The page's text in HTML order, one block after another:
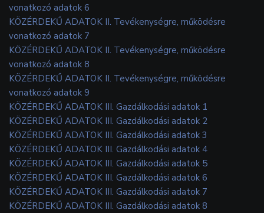
vonatkozó adatok 6
KÖZÉRDEKŰ ADATOK II. Tevékenységre, működésre
vonatkozó adatok 7
KÖZÉRDEKŰ ADATOK II. Tevékenységre, működésre
vonatkozó adatok 8
KÖZÉRDEKŰ ADATOK II. Tevékenységre, működésre
vonatkozó adatok 9
KÖZÉRDEKŰ ADATOK III. Gazdálkodási adatok 1
KÖZÉRDEKŰ ADATOK III. Gazdálkodási adatok 2
KÖZÉRDEKŰ ADATOK III. Gazdálkodási adatok 3
KÖZÉRDEKŰ ADATOK III. Gazdálkodási adatok 4
KÖZÉRDEKŰ ADATOK III. Gazdálkodási adatok 5
KÖZÉRDEKŰ ADATOK III. Gazdálkodási adatok 6
KÖZÉRDEKŰ ADATOK III. Gazdálkodási adatok 7
KÖZÉRDEKŰ ADATOK III. Gazdálkodási adatok 8